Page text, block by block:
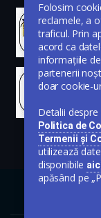
Folosim
reclamele, a
traficul. Prin
acord ca
informațiile
partenerii
doar cookie-
Detalii
Politica de
Termenii și
utilizează
disponibile
apăsând pe